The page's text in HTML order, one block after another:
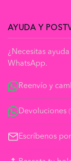
AYUDA Y
¿Necesitas
WhatsApp.
Reenvío y
Devoluciones
Escríbenos